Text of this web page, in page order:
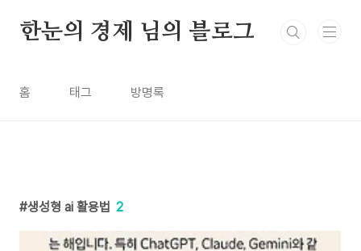
한눈의 경제 님의 블로그
홈 태그 방명록
생성형 ai 활용법 2